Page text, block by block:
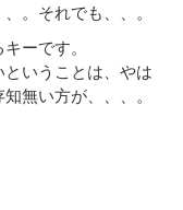
。それでも、、。
ーです。
いうことは、やは
無い方が、、、。